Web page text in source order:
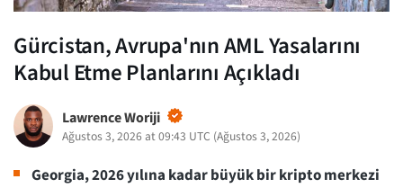
Gürcistan, Avrupa'nın AML Yasalarını
Kabul Etme Planlarını Açıkladı
Lawrence Woriji
Ağustos 3, 2026 at 09:43 UTC (Ağustos 3, 2026)
Georgia, 2026 yılına kadar büyük bir kripto merkezi